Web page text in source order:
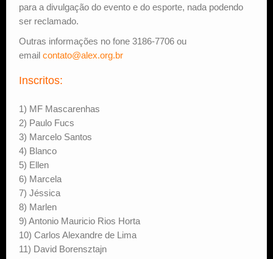
para a divulgação do evento e do esporte, nada podendo
ser reclamado.
Outras informações no fone 3186-7706 ou
email contato@alex.org.br
Inscritos:
1) MF Mascarenhas
2) Paulo Fucs
3) Marcelo Santos
4) Blanco
5) Ellen
6) Marcela
7) Jéssica
8) Marlen
9) Antonio Mauricio Rios Horta
10) Carlos Alexandre de Lima
11) David Borensztajn